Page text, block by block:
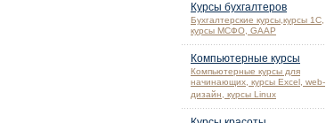
Курсы бухгалтеров
Бухгалтерские курсы,курсы 1С,
курсы МСФО, GAAP
Компьютерные курсы
Компьютерные курсы для
начинающих, курсы Excel, web-
дизайн, курсы Linux